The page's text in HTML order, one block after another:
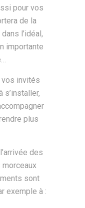
pour vos
de la
l’idéal,
importante
vos invités
s’installer,
plus
des
sont
exemple à :